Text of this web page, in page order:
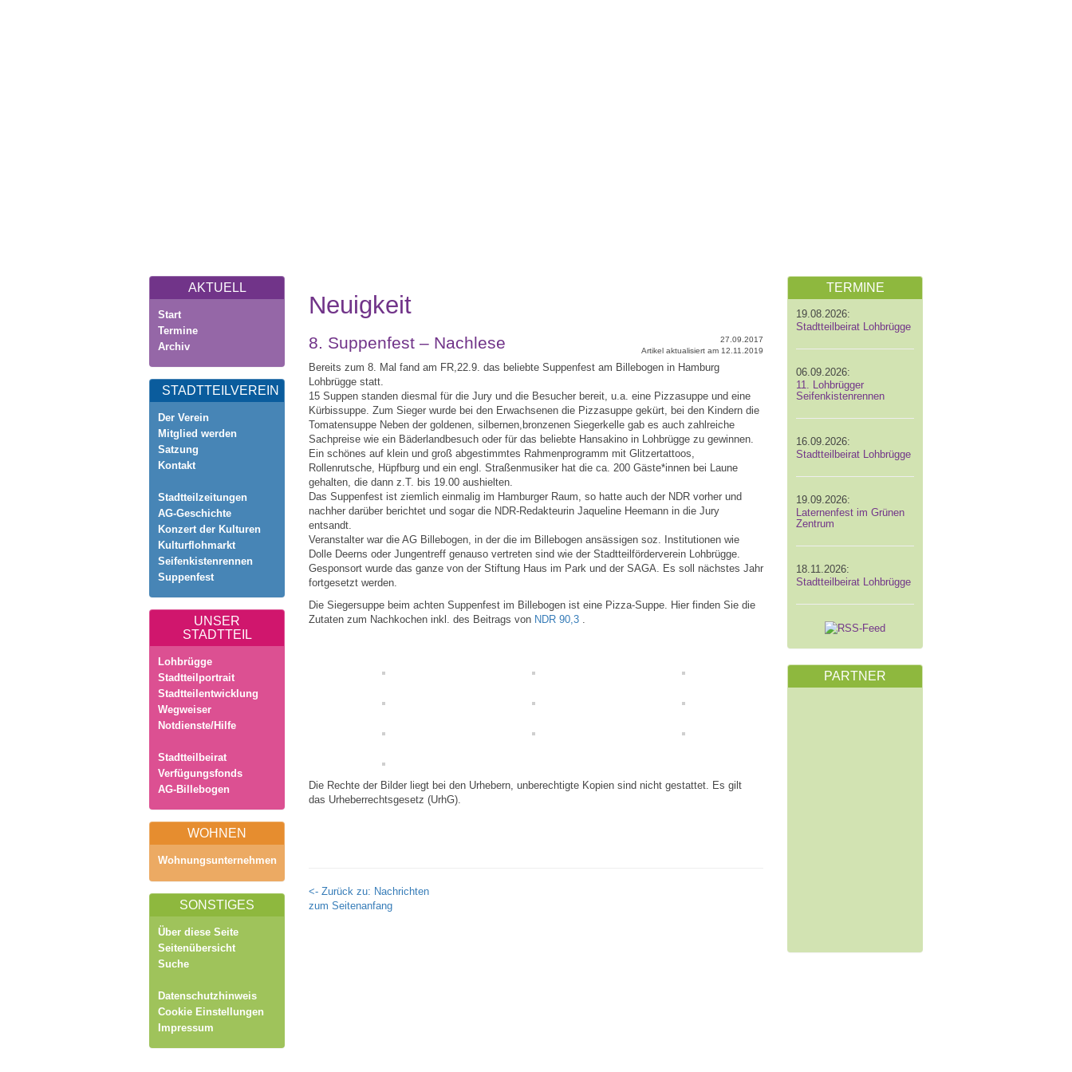
AKTUELL
Start
Termine
Archiv
STADTTEILVEREIN
Der Verein
Mitglied werden
Satzung
Kontakt
Stadtteilzeitungen
AG-Geschichte
Konzert der Kulturen
Kulturflohmarkt
Seifenkistenrennen
Suppenfest
UNSER
STADTTEIL
Lohbrügge
Stadtteilportrait
Stadtteilentwicklung
Wegweiser
Notdienste/Hilfe
Stadtteilbeirat
Verfügungsfonds
AG-Billebogen
WOHNEN
Wohnungsunternehmen
SONSTIGES
Über diese Seite
Seitenübersicht
Suche
Datenschutzhinweis
Cookie Einstellungen
Impressum
Neuigkeit
27.09.2017
Artikel aktualisiert am 12.11.2019
8. Suppenfest – Nachlese
Bereits zum 8. Mal fand am FR,22.9. das beliebte Suppenfest am Billebogen in Hamburg
Lohbrügge statt.
15 Suppen standen diesmal für die Jury und die Besucher bereit, u.a. eine Pizzasuppe und eine
Kürbissuppe. Zum Sieger wurde bei den Erwachsenen die Pizzasuppe gekürt, bei den Kindern die
Tomatensuppe Neben der goldenen, silbernen,bronzenen Siegerkelle gab es auch zahlreiche
Sachpreise wie ein Bäderlandbesuch oder für das beliebte Hansakino in Lohbrügge zu gewinnen.
Ein schönes auf klein und groß abgestimmtes Rahmenprogramm mit Glitzertattoos,
Rollenrutsche, Hüpfburg und ein engl. Straßenmusiker hat die ca. 200 Gäste*innen bei Laune
gehalten, die dann z.T. bis 19.00 aushielten.
Das Suppenfest ist ziemlich einmalig im Hamburger Raum, so hatte auch der NDR vorher und
nachher darüber berichtet und sogar die NDR-Redakteurin Jaqueline Heemann in die Jury
entsandt.
Veranstalter war die AG Billebogen, in der die im Billebogen ansässigen soz. Institutionen wie
Dolle Deerns oder Jungentreff genauso vertreten sind wie der Stadtteilförderverein Lohbrügge.
Gesponsort wurde das ganze von der Stiftung Haus im Park und der SAGA. Es soll nächstes Jahr
fortgesetzt werden.
Die Siegersuppe beim achten Suppenfest im Billebogen ist eine Pizza-Suppe. Hier finden Sie die
Zutaten zum Nachkochen inkl. des Beitrags von NDR 90,3 .
Die Rechte der Bilder liegt bei den Urhebern, unberechtigte Kopien sind nicht gestattet. Es gilt
das Urheberrechtsgesetz (UrhG).
<- Zurück zu: Nachrichten
zum Seitenanfang
TERMINE
19.08.2026:
Stadtteilbeirat Lohbrügge
06.09.2026:
11. Lohbrügger
Seifenkistenrennen
16.09.2026:
Stadtteilbeirat Lohbrügge
19.09.2026:
Laternenfest im Grünen
Zentrum
18.11.2026:
Stadtteilbeirat Lohbrügge
PARTNER